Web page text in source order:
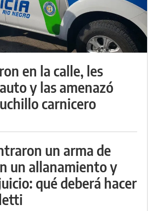
en la calle, les
y las amenazó
carnicero
un arma de
un allanamiento y
qué deberá hacer